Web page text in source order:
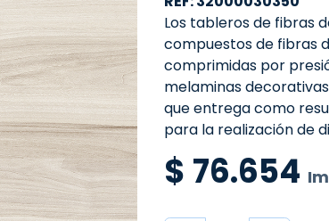
Los tableros de fibras
compuestos de fibras
comprimidas por
melaminas
que entrega como
para la realización de
$ 76.654